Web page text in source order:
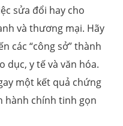
sửa đổi hay cho
và thương mại. Hãy
các “công sở” thành
dục, y tế và văn hóa.
một kết quả chứng
hành chính tinh gọn